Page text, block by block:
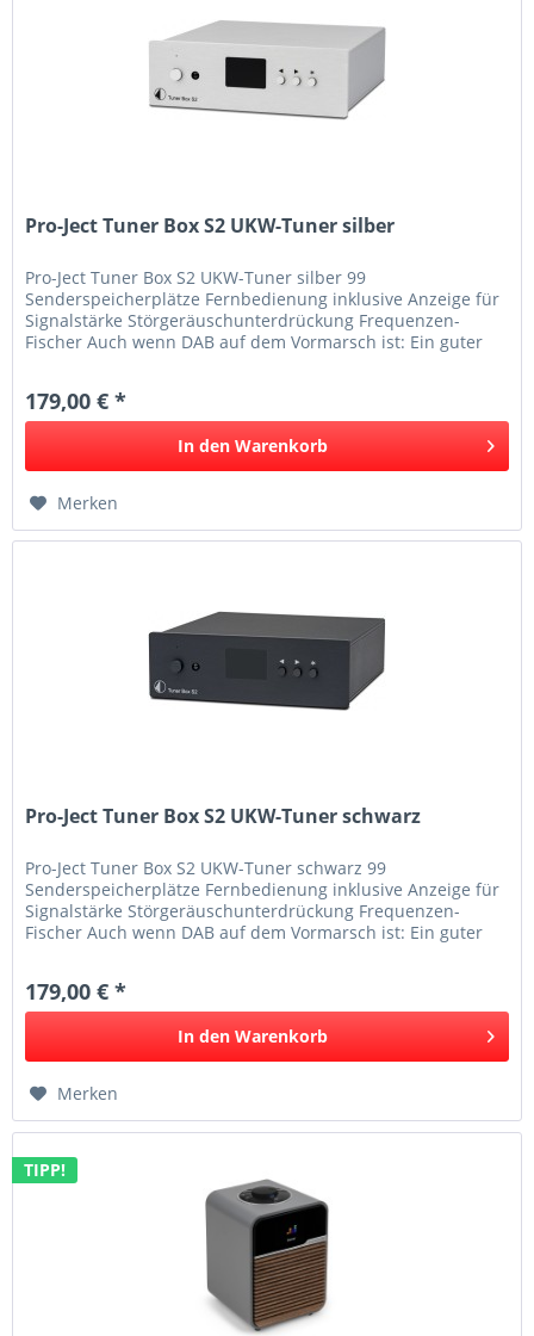
Pro-Ject Tuner Box S2 UKW-Tuner silber
Pro-Ject Tuner Box S2 UKW-Tuner silber 99
Senderspeicherplätze Fernbedienung inklusive Anzeige für
Signalstärke Störgeräuschunterdrückung Frequenzen-
Fischer Auch wenn DAB auf dem Vormarsch ist: Ein guter
179,00 € *
In den Warenkorb
Merken
Pro-Ject Tuner Box S2 UKW-Tuner schwarz
Pro-Ject Tuner Box S2 UKW-Tuner schwarz 99
Senderspeicherplätze Fernbedienung inklusive Anzeige für
Signalstärke Störgeräuschunterdrückung Frequenzen-
Fischer Auch wenn DAB auf dem Vormarsch ist: Ein guter
179,00 € *
In den Warenkorb
Merken
TIPP!